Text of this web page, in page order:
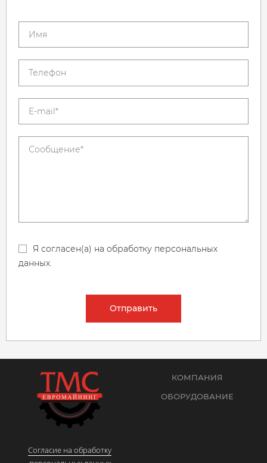
Я согласен(а) на обработку персональных
данных.
Отправить
Согласие на обработку
КОМПАНИЯ
ОБОРУДОВАНИЕ